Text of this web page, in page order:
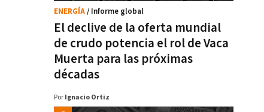
El declive de la oferta mundial
de crudo potencia el rol de Vaca
Muerta para las próximas
décadas
ENERGÍA/ Informe global
Por Ignacio Ortiz